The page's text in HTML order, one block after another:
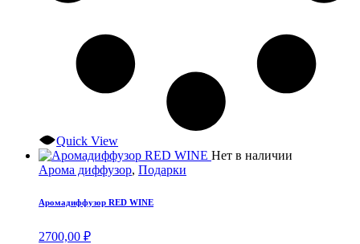
Quick View
Нет в наличии
Арома диффузор, Подарки
Аромадиффузор RED WINE
2700,00 ₽